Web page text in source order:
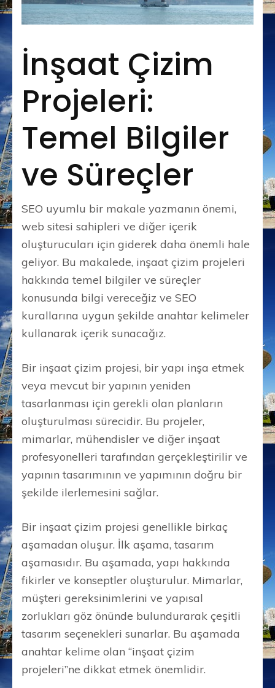
İnşaat Çizim
Projeleri:
Temel Bilgiler
ve Süreçler
SEO uyumlu bir makale yazmanın önemi,
web sitesi sahipleri ve diğer içerik
oluşturucuları için giderek daha önemli hale
geliyor. Bu makalede, inşaat çizim projeleri
hakkında temel bilgiler ve süreçler
konusunda bilgi vereceğiz ve SEO
kurallarına uygun şekilde anahtar kelimeler
kullanarak içerik sunacağız.
Bir inşaat çizim projesi, bir yapı inşa etmek
veya mevcut bir yapının yeniden
tasarlanması için gerekli olan planların
oluşturulması sürecidir. Bu projeler,
mimarlar, mühendisler ve diğer inşaat
profesyonelleri tarafından gerçekleştirilir ve
yapının tasarımının ve yapımının doğru bir
şekilde ilerlemesini sağlar.
Bir inşaat çizim projesi genellikle birkaç
aşamadan oluşur. İlk aşama, tasarım
aşamasıdır. Bu aşamada, yapı hakkında
fikirler ve konseptler oluşturulur. Mimarlar,
müşteri gereksinimlerini ve yapısal
zorlukları göz önünde bulundurarak çeşitli
tasarım seçenekleri sunarlar. Bu aşamada
anahtar kelime olan “inşaat çizim
projeleri”ne dikkat etmek önemlidir.